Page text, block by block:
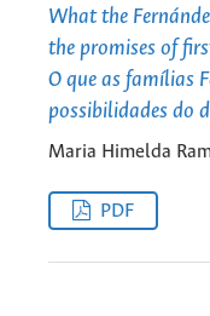
What the
the promises of
O que as famílias
possibilidades do
Maria Himelda
PDF